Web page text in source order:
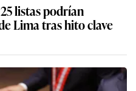
listas podrían
Lima tras hito clave